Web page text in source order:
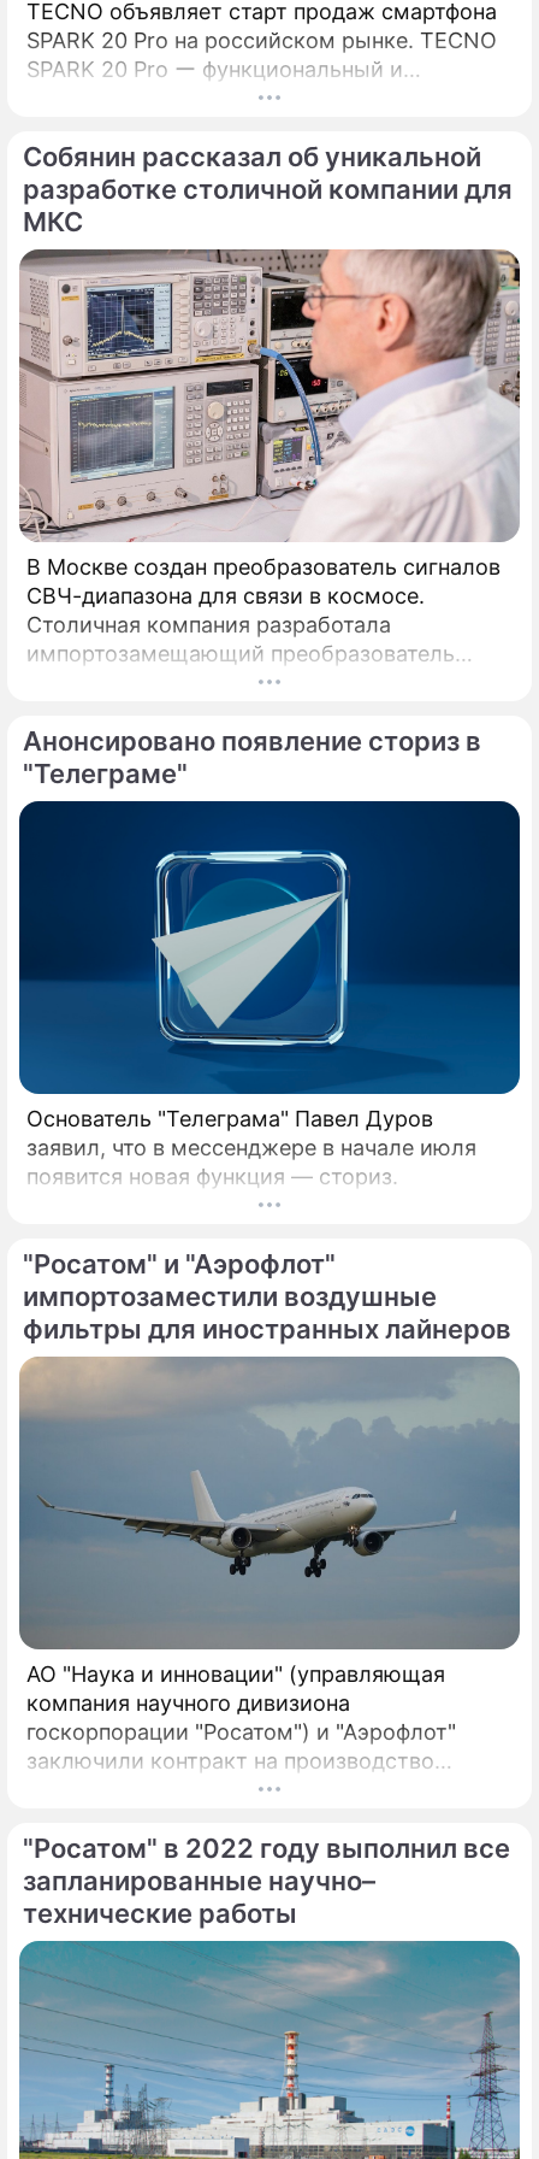
TECNO объявляет старт продаж смартфона
SPARK 20 Pro на российском рынке. TECNO
SPARK 20 Pro ー функциональный и
сбалансированный смартфон из новой серии
Собянин рассказал об уникальной
разработке столичной компании для
МКС
В Москве создан преобразователь сигналов
СВЧ-диапазона для связи в космосе.
Столичная компания разработала
импортозамещающий преобразователь
сигналов СВЧ-диапазона.
Анонсировано появление сториз в
"Телеграме"
Основатель "Телеграма" Павел Дуров
заявил, что в мессенджере в начале июля
появится новая функция — сториз.
"Росатом" и "Аэрофлот"
импортозаместили воздушные
фильтры для иностранных лайнеров
АО "Наука и инновации" (управляющая
компания научного дивизиона
госкорпорации "Росатом") и "Аэрофлот"
заключили контракт на производство
воздушных фильтров для систем
производства. Компании первыми в России
реализовали совместный проект по
созданию отечественных воздушных
фильтров для систем вентиляции в салонах
самолетов иностранного производства.
"Росатом" в 2022 году выполнил все
запланированные научно–
технические работы